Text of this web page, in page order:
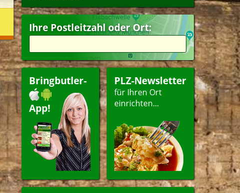
Ihre Postleitzahl oder Ort:
Bringbutler-
App!
PLZ-Newsletter
für Ihren Ort
einrichten...